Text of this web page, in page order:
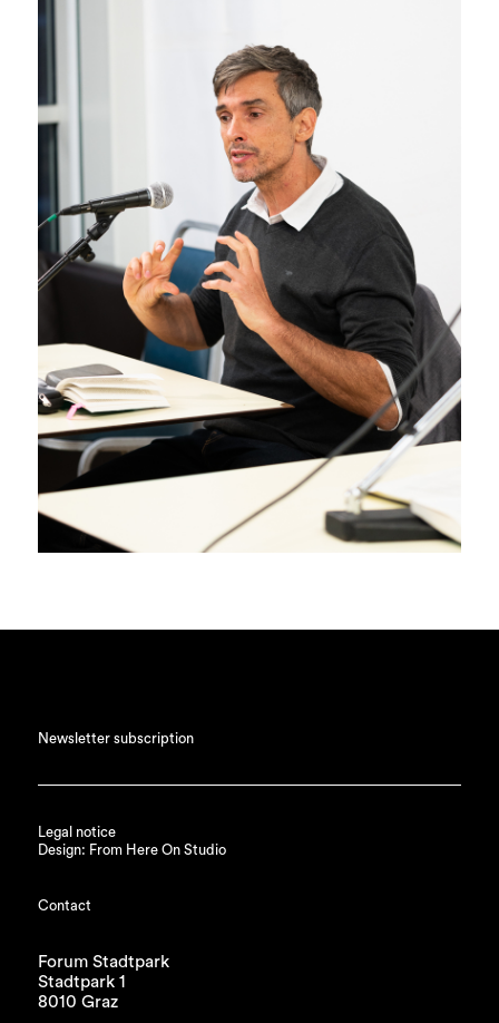
Newsletter subscription
Legal notice
Design: From Here On Studio
Contact
Forum Stadtpark
Stadtpark 1
8010 Graz